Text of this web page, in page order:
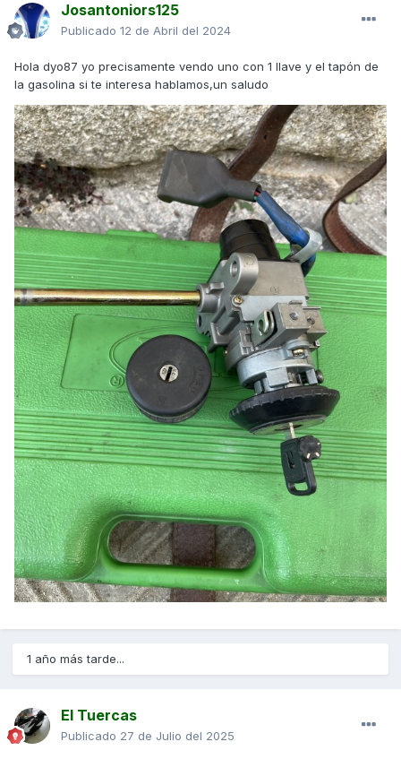
Josantoniors125
Publicado 12 de Abril del 2024
Hola dyo87 yo precisamente vendo uno con 1 llave y el tapón de
la gasolina si te interesa hablamos,un saludo
1 año más tarde...
El Tuercas
Publicado 27 de Julio del 2025